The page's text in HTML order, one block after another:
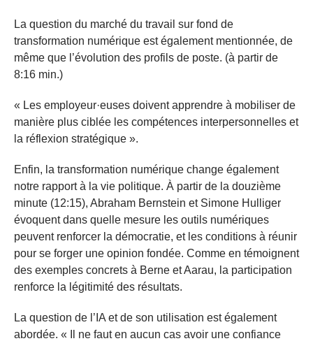
La question du marché du travail sur fond de
transformation numérique est également mentionnée, de
même que l’évolution des profils de poste. (à partir de
8:16 min.)
« Les employeur·euses doivent apprendre à mobiliser de
manière plus ciblée les compétences interpersonnelles et
la réflexion stratégique ».
Enfin, la transformation numérique change également
notre rapport à la vie politique. À partir de la douzième
minute (12:15), Abraham Bernstein et Simone Hulliger
évoquent dans quelle mesure les outils numériques
peuvent renforcer la démocratie, et les conditions à réunir
pour se forger une opinion fondée. Comme en témoignent
des exemples concrets à Berne et Aarau, la participation
renforce la légitimité des résultats.
La question de l’IA et de son utilisation est également
abordée. « Il ne faut en aucun cas avoir une confiance